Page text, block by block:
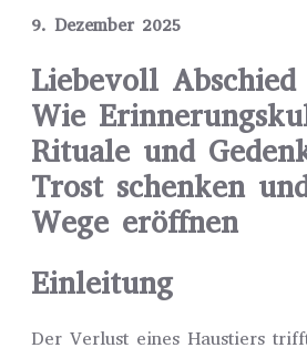
9. Dezember 2025
Liebevoll Abschied
Wie
Rituale und
Trost schenken
Wege eröffnen
Einleitung
Der Verlust eines Haustiers